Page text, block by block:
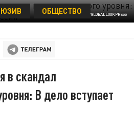
© KOMSOMOLSKAYA PRAVDA/GLOBALLOOKPRESS
ОБЩЕСТВО
в скандал
В дело вступает